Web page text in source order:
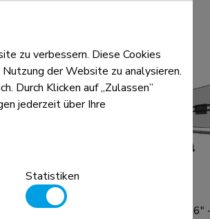
TV-Trolley 55-86"
zu verbessern. Diese Cookies
der Website zu analysieren.
Durch Klicken auf „Zulassen”
jederzeit über Ihre
Statistiken